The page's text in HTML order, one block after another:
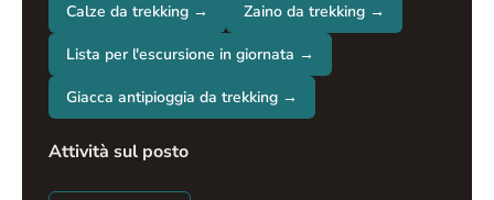
Calze da trekking → Zaino da trekking →
Lista per l'escursione in giornata →
Giacca antipioggia da trekking →
Attività sul posto